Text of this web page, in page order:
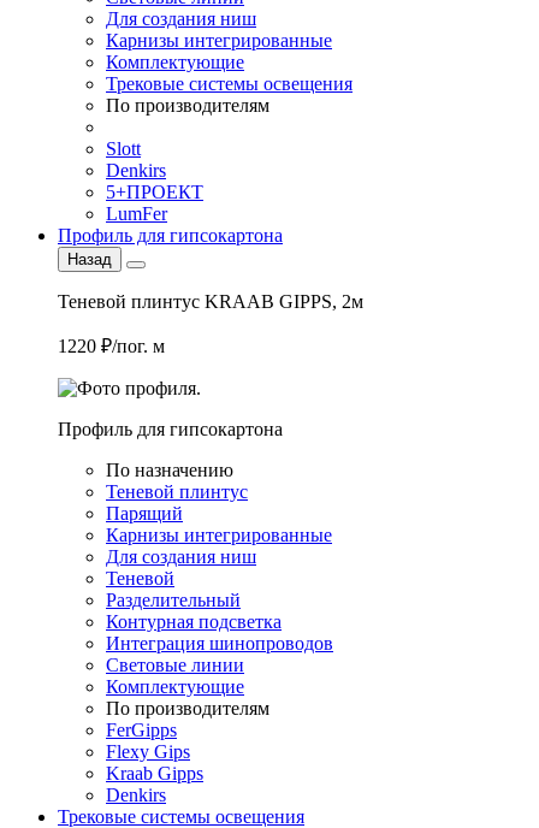
Для создания ниш
Карнизы интегрированные
Комплектующие
Трековые системы освещения
По производителям
Slott
Denkirs
5+ПРОЕКТ
LumFer
Профиль для гипсокартона
Назад
Теневой плинтус KRAAB GIPPS, 2м
1220 ₽/пог. м
Профиль для гипсокартона
По назначению
Теневой плинтус
Парящий
Карнизы интегрированные
Для создания ниш
Теневой
Разделительный
Контурная подсветка
Интеграция шинопроводов
Световые линии
Комплектующие
По производителям
FerGipps
Flexy Gips
Kraab Gipps
Denkirs
Трековые системы освещения